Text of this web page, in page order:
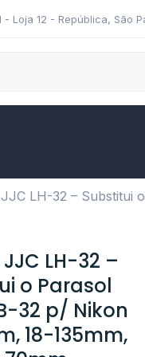
- Loja 12 - República, São
LH-32 – Substitui
LH-32 –
o Parasol
32 p/ Nikon
18-135mm,